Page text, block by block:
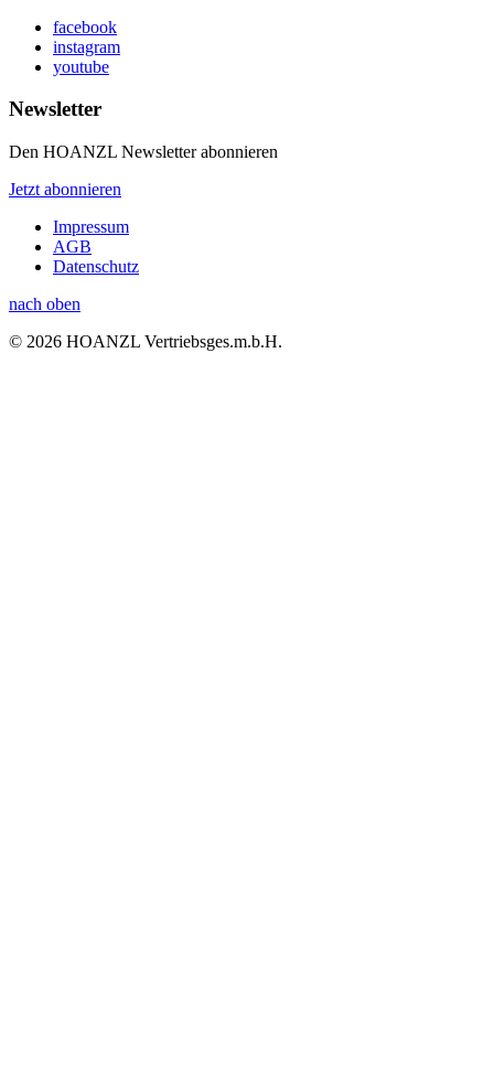
facebook
instagram
youtube
Newsletter
Den HOANZL Newsletter abonnieren
Jetzt abonnieren
Impressum
AGB
Datenschutz
nach oben
© 2026 HOANZL Vertriebsges.m.b.H.